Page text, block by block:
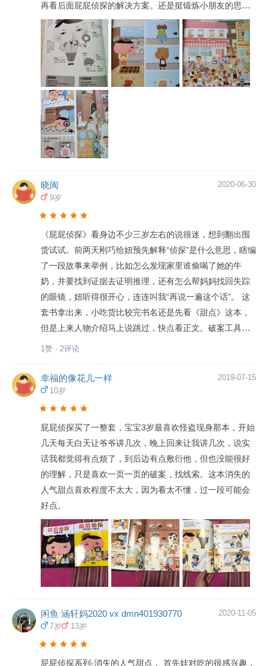
再看后面屁屁侦探的解决方案。还是挺锻炼小朋友的思考
能力的。
晓闽
9岁
2020-06-30
《屁屁侦探》看身边不少三岁左右的说很迷，想到翻出囤
货试试。前两天刚巧给妞预先解释“侦探”是什么意思，瞎编
了一段故事来举例，比如怎么发现家里谁偷喝了她的牛
奶，并要找到证据去证明推理，还有怎么帮妈妈找回失踪
的眼镜，妞听得很开心，连连叫我“再说一遍这个话”。 这
套书拿出来，小吃货比较完书名还是先看《甜点》这本，
但是上来人物介绍马上说跳过，快点看正文。破案工具总
算让我好好讲了一遍。 看完感觉其实挺复杂的，对3+不容
完还想再看，说明天起来再看黄色这本，还要读其他的。
话说最近经常用颜色标识物品或人，要不是她说，我根本
没注意某人的某样东西是什么颜色的。
1赞 · 2评论
幸福的像花儿一样
10岁
2019-07-15
屁屁侦探买了一整套，宝宝3岁最喜欢怪盗现身那本，开始
几天每天白天让爷爷讲几次，晚上回来让我讲几次，说实
话我都觉得有点烦了，到后边有点敷衍他，但也没能很好
的理解，只是喜欢一页一页的破案，找线索。这本消失的
人气甜点喜欢程度不太大，因为看太不懂，过一段可能会
好点。
闲鱼 涵轩妈2020 vx dmn401930770
7岁 13岁
2020-11-05
屁屁侦探系列-消失的人气甜点， 首先娃对吃的很感兴趣，